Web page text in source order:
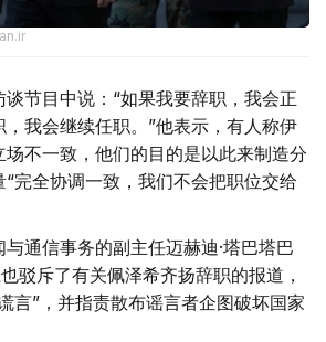
节目中说：“如果我要辞职，我会正
我会继续任职。”他表示，有人称伊
不一致，他们的目的是以此来制造分
完全协调一致，我们不会把职位交给
通信事务的副主任迈赫迪·塔巴塔巴
驳斥了有关佩泽希齐扬辞职的报道，
言”，并指责散布谣言者企图破坏国家